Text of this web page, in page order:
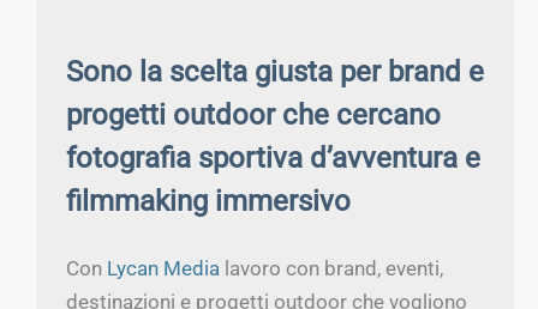
Sono la scelta giusta per brand e
progetti outdoor che cercano
fotografia sportiva d’avventura e
filmmaking immersivo
Con Lycan Media lavoro con brand, eventi,
destinazioni e progetti outdoor che vogliono